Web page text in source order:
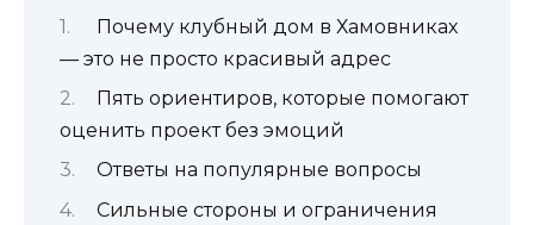
Почему клубный дом в Хамовниках
— это не просто красивый адрес
Пять ориентиров, которые помогают
оценить проект без эмоций
Ответы на популярные вопросы
Сильные стороны и ограничения